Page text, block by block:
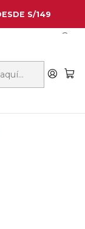
S/149